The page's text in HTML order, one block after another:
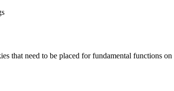
that need to be placed for fundamental functions